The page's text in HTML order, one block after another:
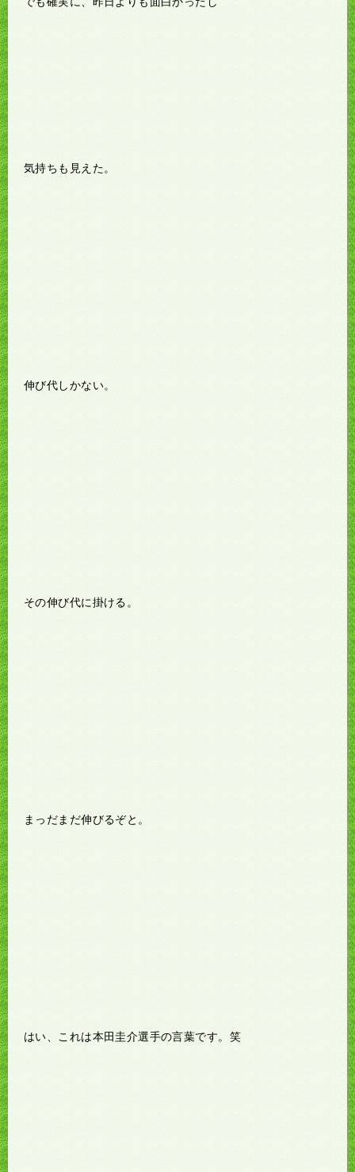
気持ちも見えた。
伸び代しかない。
その伸び代に掛ける。
まっだまだ伸びるぞと。
はい、これは本田圭介選手の言葉です。笑